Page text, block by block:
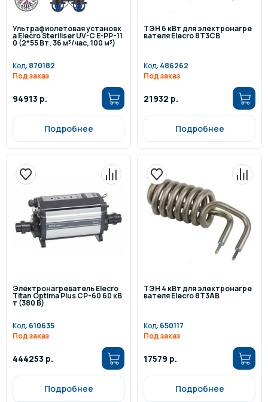
Ультрафиолетовая установк
а Elecro Steriliser UV-C E-PP-11
0 (2*55 Вт, 36 м³/час, 100 м³)
Код: 870182
Под заказ
94913 р.
Подробнее
ТЭН 6 кВт для электронагре
вателя Elecro 8Т3СB
Код: 486262
Под заказ
21932 р.
Подробнее
Электронагреватель Elecro
Titan Optima Plus СP-60 60 кВ
т (380 В)
Код: 610635
Под заказ
444253 р.
Подробнее
ТЭН 4 кВт для электронагре
вателя Elecro 8Т3AB
Код: 650117
Под заказ
17579 р.
Подробнее